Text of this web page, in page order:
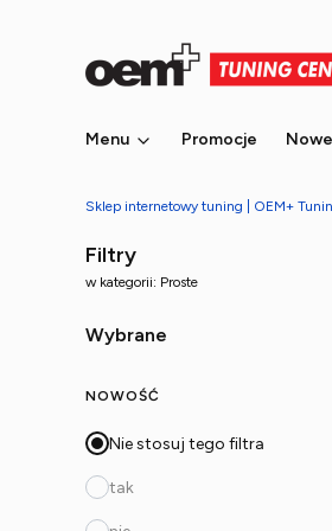
Menu Promocje
Sklep internetowy tuning | OEM+
Filtry
w kategorii: Proste
Wybrane
NOWOŚĆ
Nie stosuj tego filtra
tak